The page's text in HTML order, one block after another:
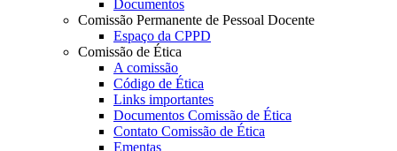
Documentos
Comissão Permanente de Pessoal Docente
Espaço da CPPD
Comissão de Ética
A comissão
Código de Ética
Links importantes
Documentos Comissão de Ética
Contato Comissão de Ética
Ementas